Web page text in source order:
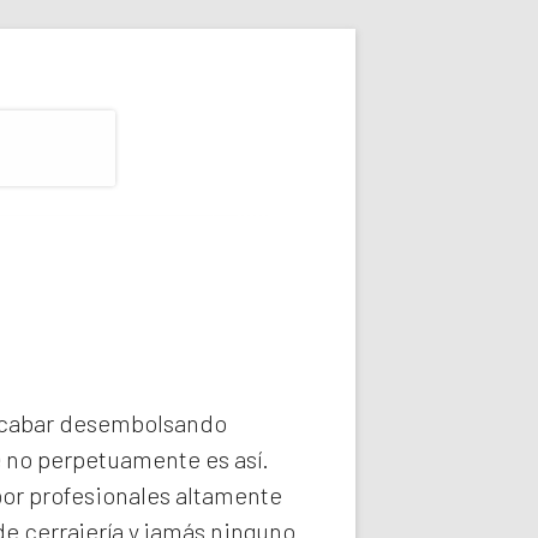
desembolsando
perpetuamente es así.
profesionales altamente
cerrajería y jamás ninguno